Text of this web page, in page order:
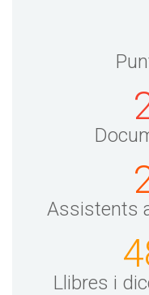
Assistents
Llibres i